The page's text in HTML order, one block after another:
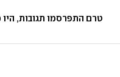
טרם התפרסמו תגובות, היו